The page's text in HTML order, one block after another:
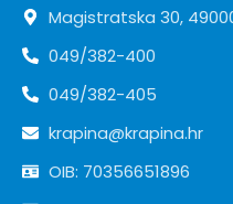
Magistratska 30,
049/382-400
049/382-405
krapina@krapina.hr
OIB: 70356651896